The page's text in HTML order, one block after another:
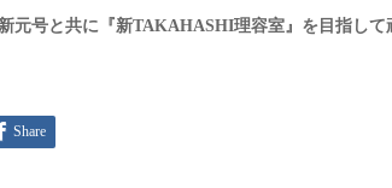
元号と共に『新TAKAHASHI理容室』を目指して
Share